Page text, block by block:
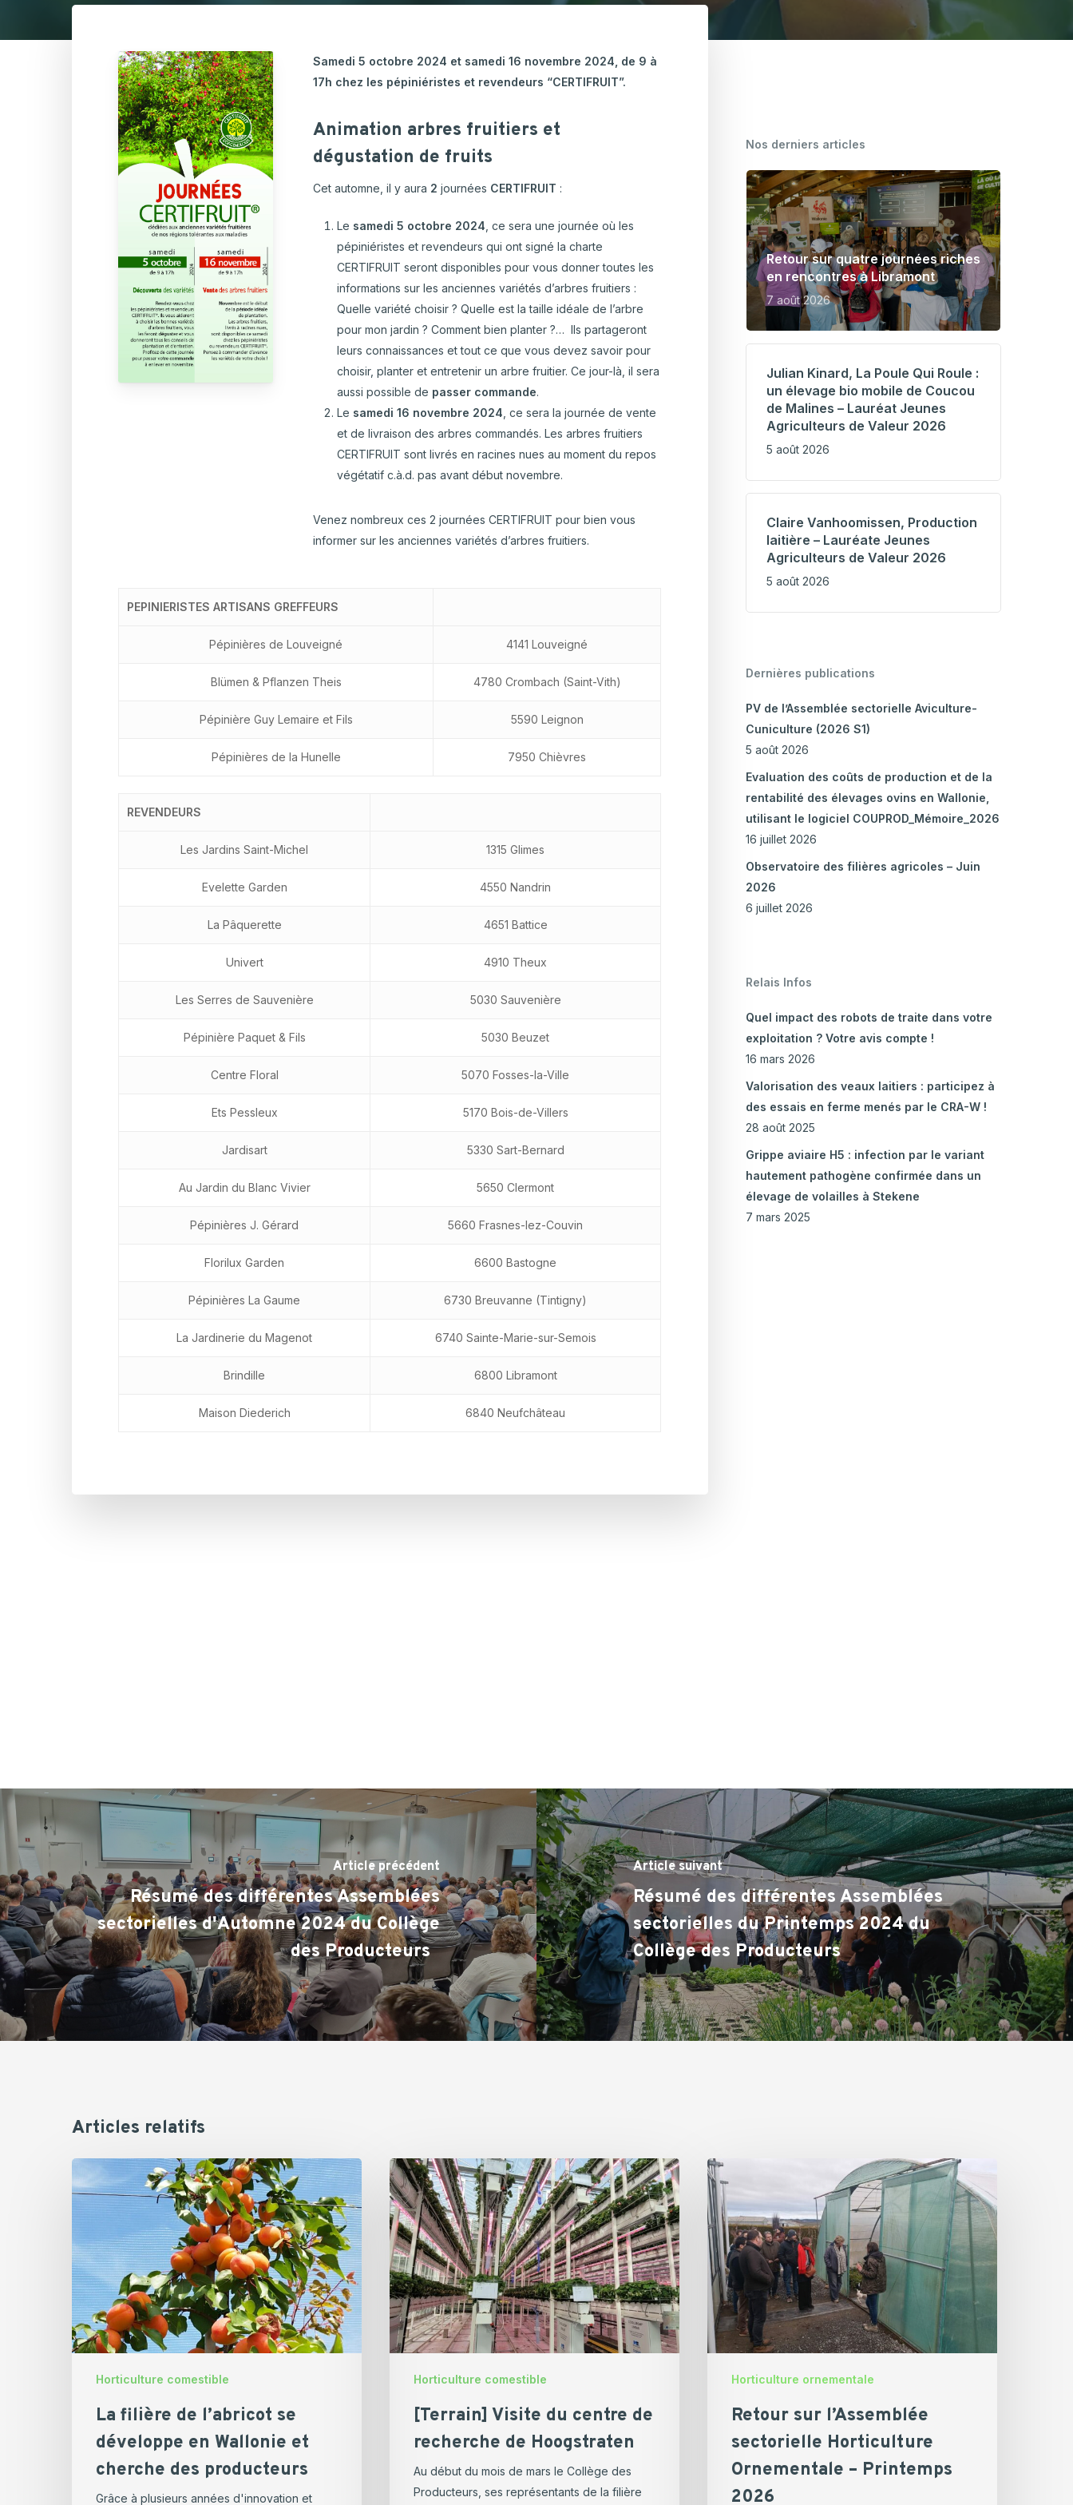
Horticulture Ornementale
Pommes de terre
Porcs
Viande Bovine
CARTOGRAPHIE DES MEUNERIES
Horticulture comestible Horticulture ornementale
Samedi 5 octobre 2024 et samedi 16 novembre 2024, de 9 à
17h chez les pépiniéristes et revendeurs “CERTIFRUIT”.
Animation arbres fruitiers et
dégustation de fruits
Cet automne, il y aura 2 journées CERTIFRUIT :
Le samedi 5 octobre 2024 , ce sera une journée où les
pépiniéristes et revendeurs qui ont signé la charte
CERTIFRUIT seront disponibles pour vous donner toutes les
informations sur les anciennes variétés d’arbres fruitiers :
Quelle variété choisir ? Quelle est la taille idéale de l’arbre
pour mon jardin ? Comment bien planter ?… Ils partageront
leurs connaissances et tout ce que vous devez savoir pour
choisir, planter et entretenir un arbre fruitier. Ce jour-là, il sera
aussi possible de passer commande.
Le samedi 16 novembre 2024 , ce sera la journée de vente
et de livraison des arbres commandés. Les arbres fruitiers
CERTIFRUIT sont livrés en racines nues au moment du repos
végétatif c.à.d. pas avant début novembre.
Venez nombreux ces 2 journées CERTIFRUIT pour bien vous
informer sur les anciennes variétés d’arbres fruitiers.
PEPINIERISTES ARTISANS GREFFEURS
Pépinières de Louveigné 4141 Louveigné
Blümen & Pflanzen Theis 4780 Crombach (Saint-Vith)
Pépinière Guy Lemaire et Fils 5590 Leignon
Pépinières de la Hunelle 7950 Chièvres
REVENDEURS
Les Jardins Saint-Michel 1315 Glimes
Evelette Garden 4550 Nandrin
La Pâquerette 4651 Battice
Univert 4910 Theux
Les Serres de Sauvenière 5030 Sauvenière
Pépinière Paquet & Fils 5030 Beuzet
Centre Floral 5070 Fosses-la-Ville
Ets Pessleux 5170 Bois-de-Villers
Jardisart 5330 Sart-Bernard
Au Jardin du Blanc Vivier 5650 Clermont
Pépinières J. Gérard 5660 Frasnes-lez-Couvin
Florilux Garden 6600 Bastogne
Pépinières La Gaume 6730 Breuvanne (Tintigny)
La Jardinerie du Magenot 6740 Sainte-Marie-sur-Semois
Brindille 6800 Libramont
Maison Diederich 6840 Neufchâteau
Nos derniers articles
Retour sur quatre journées riches
en rencontres à Libramont
7 août 2026
Julian Kinard, La Poule Qui Roule :
un élevage bio mobile de Coucou
de Malines – Lauréat Jeunes
Agriculteurs de Valeur 2026
5 août 2026
Claire Vanhoomissen, Production
laitière – Lauréate Jeunes
Agriculteurs de Valeur 2026
5 août 2026
Dernières publications
PV de l’Assemblée sectorielle Aviculture-
Cuniculture (2026 S1)
5 août 2026
Evaluation des coûts de production et de la
rentabilité des élevages ovins en Wallonie,
utilisant le logiciel COUPROD_Mémoire_2026
16 juillet 2026
Observatoire des filières agricoles – Juin
2026
6 juillet 2026
Relais Infos
Quel impact des robots de traite dans votre
exploitation ? Votre avis compte !
16 mars 2026
Valorisation des veaux laitiers : participez à
des essais en ferme menés par le CRA-W !
28 août 2025
Grippe aviaire H5 : infection par le variant
hautement pathogène confirmée dans un
élevage de volailles à Stekene
7 mars 2025
Article précédent
Résumé des différentes Assemblées
sectorielles d'Automne 2024 du Collège
des Producteurs
Article suivant
Résumé des différentes Assemblées
sectorielles du Printemps 2024 du
Collège des Producteurs
Articles relatifs
Horticulture comestible
filière
se
développe
en
Wallonie
et
cherche
La filière de l’abricot se
développe en Wallonie et
cherche des producteurs
Grâce à plusieurs années d'innovation et
Horticulture comestible
[Terrain]
Visite
du
centre
de
recherche
de
Hoogstraten
[Terrain] Visite du centre de
recherche de Hoogstraten
Au début du mois de mars le Collège des
Producteurs, ses représentants de la filière
Horticulture ornementale
Retour
sur
l’Assemblée
sectorielle
Horticulture
Ornementale
–
Printemps
2026
Retour sur l’Assemblée
sectorielle Horticulture
Ornementale – Printemps
2026